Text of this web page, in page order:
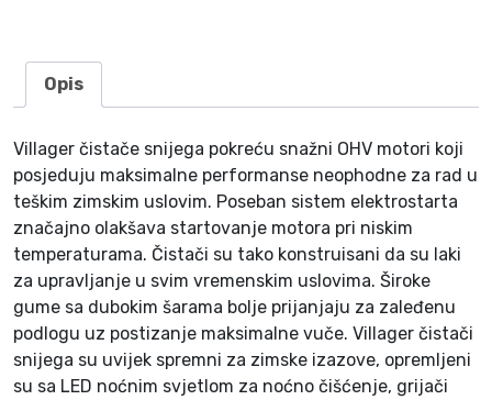
g
a
f
e
z
a
Opis
Villager čistače snijega pokreću snažni OHV motori koji
posjeduju maksimalne performanse neophodne za rad u
teškim zimskim uslovim. Poseban sistem elektrostarta
značajno olakšava startovanje motora pri niskim
temperaturama. Čistači su tako konstruisani da su laki
za upravljanje u svim vremenskim uslovima. Široke
gume sa dubokim šarama bolje prijanjaju za zaleđenu
podlogu uz postizanje maksimalne vuče. Villager čistači
snijega su uvijek spremni za zimske izazove, opremljeni
su sa LED noćnim svjetlom za noćno čišćenje, grijači